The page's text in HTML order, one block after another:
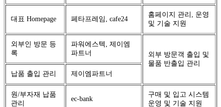
대표 Homepage 페타프레임, cafe24
홈페이지 관리, 운영
및 기술 지원
외부인 방문 등
록
파워에스텍, 제이엠
파트너
외부 방문객 출입 및
물품 반출입 관리
납품 출입 관리
제이엠파트너
원/부자재 납품
관리
ec-bank
구매 및 입고 시스템
운영 및 기술 지원